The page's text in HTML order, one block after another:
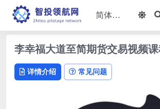
李幸福大道至简期货交易视频
详情介绍 常见问题